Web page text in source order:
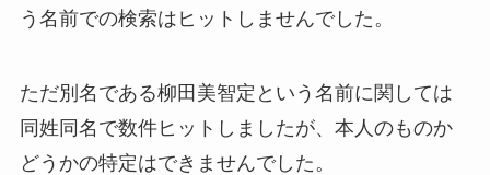
う名前での検索はヒットしませんでした。
ただ別名である柳田美智定という名前に関しては
同姓同名で数件ヒットしましたが、本人のものか
どうかの特定はできませんでした。